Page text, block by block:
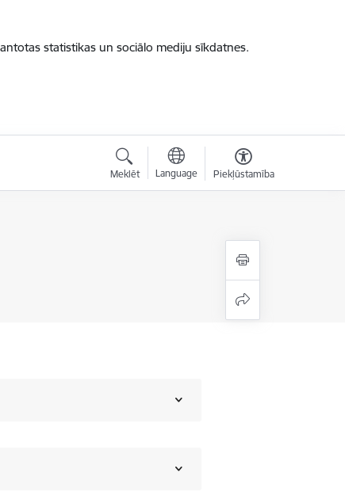
statistikas un sociālo mediju sīkdatnes.
Meklēt Language Piekļūstamība